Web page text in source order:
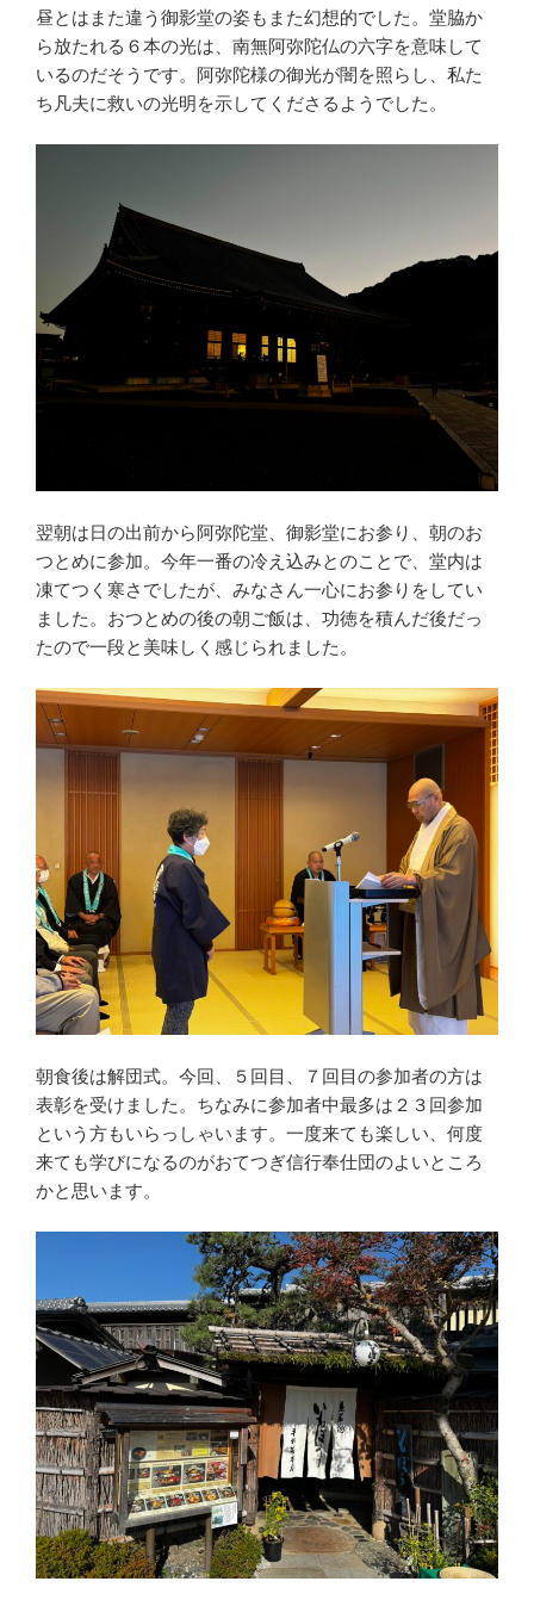
昼とはまた違う御影堂の姿もまた幻想的でした。堂脇か
ら放たれる６本の光は、南無阿弥陀仏の六字を意味して
いるのだそうです。阿弥陀様の御光が闇を照らし、私た
ち凡夫に救いの光明を示してくださるようでした。
翌朝は日の出前から阿弥陀堂、御影堂にお参り、朝のお
つとめに参加。今年一番の冷え込みとのことで、堂内は
凍てつく寒さでしたが、みなさん一心にお参りをしてい
ました。おつとめの後の朝ご飯は、功徳を積んだ後だっ
たので一段と美味しく感じられました。
朝食後は解団式。今回、５回目、７回目の参加者の方は
表彰を受けました。ちなみに参加者中最多は２３回参加
という方もいらっしゃいます。一度来ても楽しい、何度
来ても学びになるのがおてつぎ信行奉仕団のよいところ
かと思います。